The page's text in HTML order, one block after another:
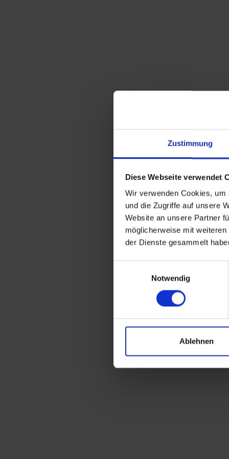
Zustimmung
Diese Webseite verwendet
Wir verwenden Cookies,
und die Zugriffe auf unsere
Website an unsere Partner
möglicherweise mit
der Dienste gesammelt
Notwendig
Ablehnen